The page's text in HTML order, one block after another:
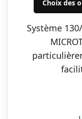
Choix des
Système